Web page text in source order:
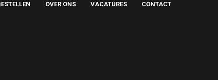
OVER ONS VACATURES CONTACT